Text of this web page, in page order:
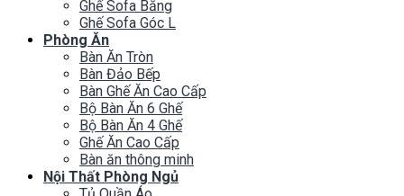
Ghế Sofa Băng
Ghế Sofa Góc L
Phòng Ăn
Bàn Ăn Tròn
Bàn Đảo Bếp
Bàn Ghế Ăn Cao Cấp
Bộ Bàn Ăn 6 Ghế
Bộ Bàn Ăn 4 Ghế
Ghế Ăn Cao Cấp
Bàn ăn thông minh
Nội Thất Phòng Ngủ